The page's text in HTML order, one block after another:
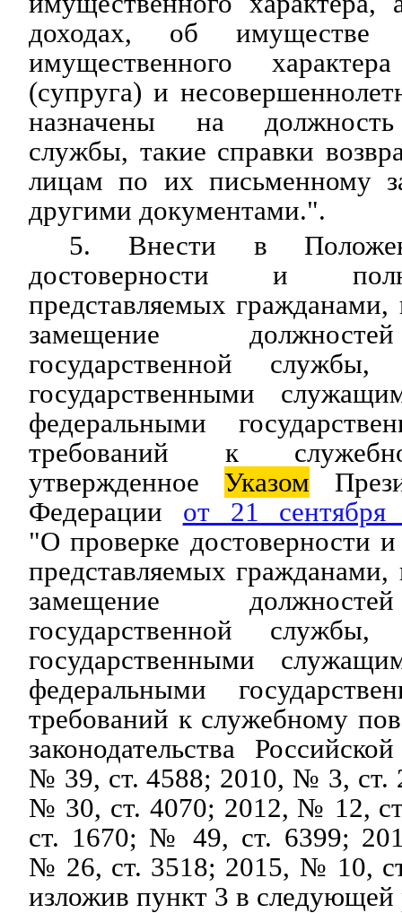
доходах, об имуществе и
имущественного
(супруга) и
назначены на должность
службы, такие справки
лицам по их письменному
другими документами.".
5. Внести в
достоверности и
представляемых
замещение
государственной
государственными
федеральными
требований к
утвержденное Указом
Федерации от 21
"О проверке достоверности
представляемых
замещение
государственной
государственными
федеральными
требований к служебному
законодательства
№ 39, ст. 4588; 2010, № 3, ст.
№ 30, ст. 4070; 2012, № 12,
ст. 1670; № 49, ст. 6399;
№ 26, ст. 3518; 2015, № 10,
изложив пункт 3 в следующей